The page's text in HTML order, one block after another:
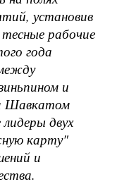
установив
рабочие
года
и
Шавкатом
двух
карту"
и